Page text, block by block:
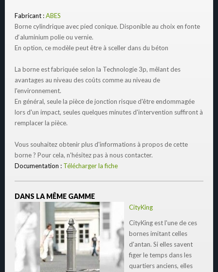
Fabricant :ABES
Borne cylindrique avec pied conique. Disponible au choix en fonte
d‘aluminium polie ou vernie.
En option, ce modèle peut être à sceller dans du béton
La borne est fabriquée selon la Technologie 3p, mêlant des
avantages au niveau des coûts comme au niveau de
l'environnement.
En général, seule la pièce de jonction risque d'être endommagée
lors d'un impact, seules quelques minutes d'intervention suffiront à
remplacer la pièce.
Vous souhaitez obtenir plus d'informations à propos de cette
borne ? Pour cela, n'hésitez pas à nous contacter.
Documentation : Télécharger la fiche
DANS LA MÊME GAMME
CityKing
CityKing est l'une de ces
bornes imitant celles
d'antan. Si elles savent
figer le temps dans les
quartiers anciens, elles